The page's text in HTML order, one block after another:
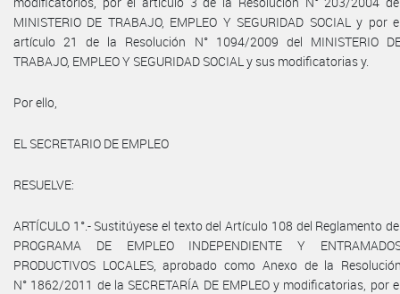
MINISTERIO DE TRABAJO, EMPLEO Y SEGURIDAD SOCIAL y por
artículo 21 de la Resolución N° 1094/2009 del MINISTERIO
TRABAJO, EMPLEO Y SEGURIDAD SOCIAL y sus modificatorias y.
Por ello,
EL SECRETARIO DE EMPLEO
RESUELVE:
ARTÍCULO 1°.- Sustitúyese el texto del Artículo 108 del Reglamento
PROGRAMA DE EMPLEO INDEPENDIENTE Y
PRODUCTIVOS LOCALES, aprobado como Anexo de la
N° 1862/2011 de la SECRETARÍA DE EMPLEO y modificatorias, por